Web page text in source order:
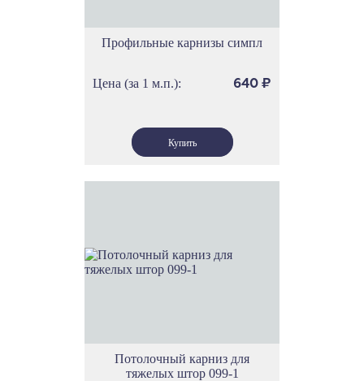
Профильные карнизы симпл
Цена (за 1 м.п.): 640 ₽
Потолочный карниз для
тяжелых штор 099-1